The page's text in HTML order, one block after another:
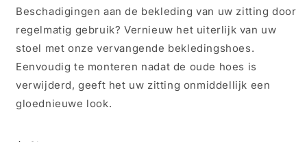
-
Voorstoel
-
Zitting
-
Bestuurderstoel
Bijrijdersstoel
-
-
Zitting
-
Bestuurderstoel
Bijrijdersstoel
Beschadigingen aan de bekleding van uw zitting door
regelmatig gebruik? Vernieuw het uiterlijk van uw
stoel met onze vervangende bekledingshoes.
Eenvoudig te monteren nadat de oude hoes is
verwijderd, geeft het uw zitting onmiddellijk een
gloednieuwe look.